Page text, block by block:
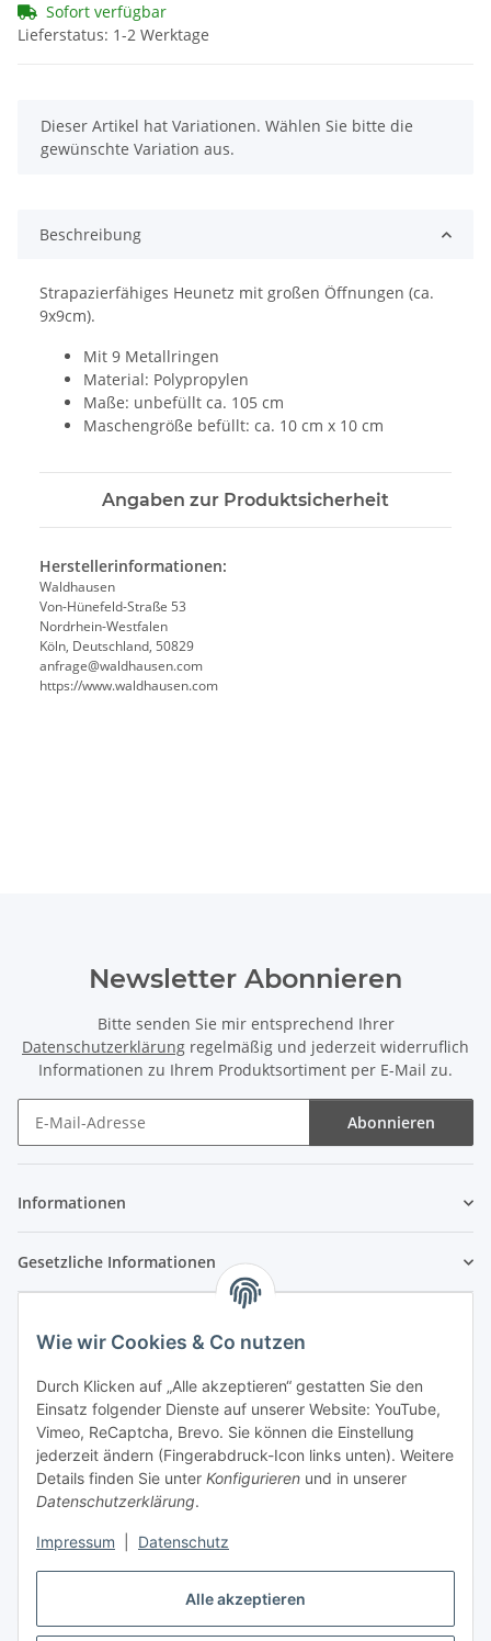
Alle akzeptieren
Wie wir Cookies & Co nutzen
Durch Klicken auf „Alle akzeptieren“ gestatten Sie den
Einsatz folgender Dienste auf unserer Website: YouTube,
Vimeo, ReCaptcha, Brevo. Sie können die Einstellung
jederzeit ändern (Fingerabdruck-Icon links unten). Weitere
Details finden Sie unter Konfigurieren und in unserer
Datenschutzerklärung.
Impressum Datenschutz
Sofort verfügbar
Lieferstatus: 1-2 Werktage
x
Dieser Artikel hat Variationen. Wählen Sie bitte die
gewünschte Variation aus.
Beschreibung
Strapazierfähiges Heunetz mit großen Öffnungen (ca.
9x9cm).
Mit 9 Metallringen
Material: Polypropylen
Maße: unbefüllt ca. 105 cm
Maschengröße befüllt: ca. 10 cm x 10 cm
Angaben zur Produktsicherheit
Herstellerinformationen:
Waldhausen
Von-Hünefeld-Straße 53
Nordrhein-Westfalen
Köln, Deutschland, 50829
anfrage@waldhausen.com
https://www.waldhausen.com
Newsletter Abonnieren
Bitte senden Sie mir entsprechend Ihrer
Datenschutzerklärung regelmäßig und jederzeit widerruflich
Informationen zu Ihrem Produktsortiment per E-Mail zu.
Abonnieren
Informationen
Gesetzliche Informationen
Vertrag widerrufen